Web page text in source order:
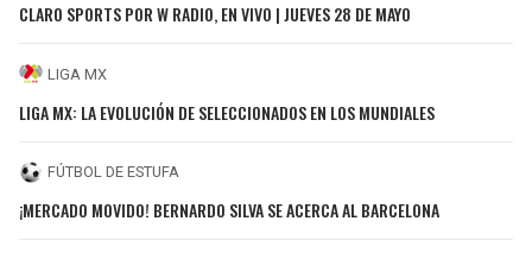
CLARO SPORTS POR W RADIO, EN VIVO | JUEVES 28 DE MAYO
LIGA MX
LIGA MX: LA EVOLUCIÓN DE SELECCIONADOS EN LOS MUNDIALES
FÚTBOL DE ESTUFA
¡MERCADO MOVIDO! BERNARDO SILVA SE ACERCA AL BARCELONA